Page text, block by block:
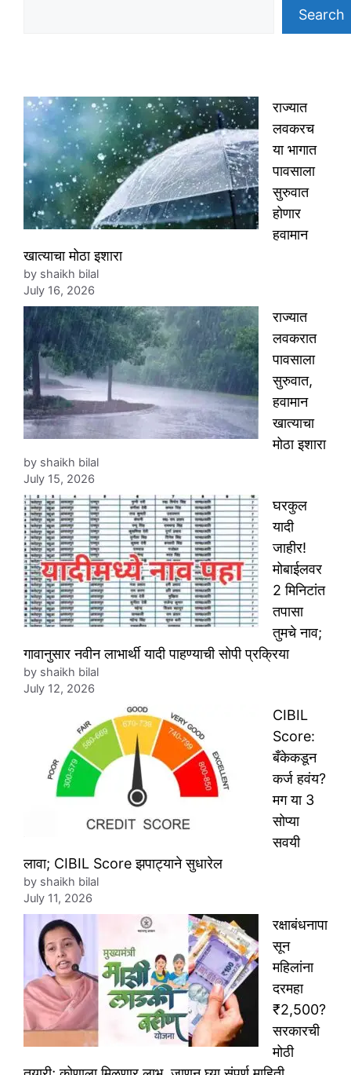
Search
राज्यात
लवकरच
या भागात
पावसाला
सुरुवात
होणार
हवामान
खात्याचा मोठा इशारा
by shaikh bilal
July 16, 2026
राज्यात
लवकरात
पावसाला
सुरुवात,
हवामान
खात्याचा
मोठा इशारा
by shaikh bilal
July 15, 2026
घरकुल
यादी
जाहीर!
मोबाईलवर
2 मिनिटांत
तपासा
तुमचे नाव;
गावानुसार नवीन लाभार्थी यादी पाहण्याची सोपी प्रक्रिया
by shaikh bilal
July 12, 2026
CIBIL
Score:
बँकेकडून
कर्ज हवंय?
मग या 3
सोप्या
सवयी
लावा; CIBIL Score झपाट्याने सुधारेल
by shaikh bilal
July 11, 2026
रक्षाबंधनापा
सून
महिलांना
दरमहा
₹2,500?
सरकारची
मोठी